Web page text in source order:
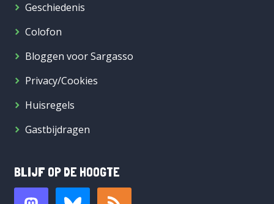
Geschiedenis
Colofon
Bloggen voor Sargasso
Privacy/Cookies
Huisregels
Gastbijdragen
BLIJF OP DE HOOGTE